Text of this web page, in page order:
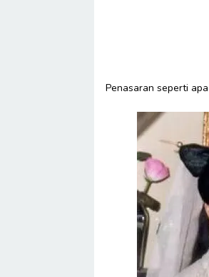
Penasaran seperti